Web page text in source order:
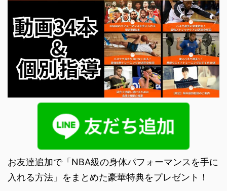
お友達追加で「NBA級の身体パフォーマンスを手に
入れる方法」をまとめた豪華特典をプレゼント！